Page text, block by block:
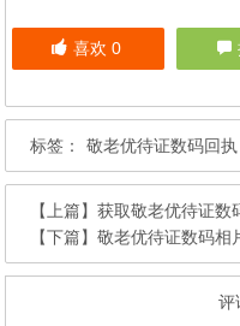
喜欢 0
标签： 敬老优待证数码回执
【上篇】获取敬老优待证数
【下篇】敬老优待证数码相
评